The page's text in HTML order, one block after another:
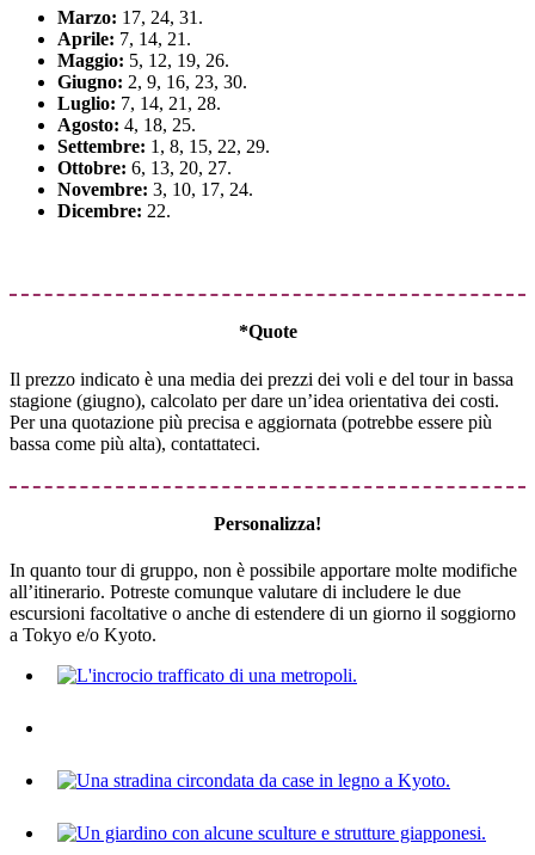
Marzo: 17, 24, 31.
Aprile: 7, 14, 21.
Maggio: 5, 12, 19, 26.
Giugno: 2, 9, 16, 23, 30.
Luglio: 7, 14, 21, 28.
Agosto: 4, 18, 25.
Settembre: 1, 8, 15, 22, 29.
Ottobre: 6, 13, 20, 27.
Novembre: 3, 10, 17, 24.
Dicembre: 22.
*Quote
Il prezzo indicato è una media dei prezzi dei voli e del tour in bassa
stagione (giugno), calcolato per dare un’idea orientativa dei costi.
Per una quotazione più precisa e aggiornata (potrebbe essere più
bassa come più alta), contattateci.
Personalizza!
In quanto tour di gruppo, non è possibile apportare molte modifiche
all’itinerario. Potreste comunque valutare di includere le due
escursioni facoltative o anche di estendere di un giorno il soggiorno
a Tokyo e/o Kyoto.